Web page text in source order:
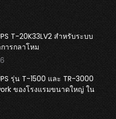
T-20K33LV2 สำหรับระบบ
ารกลาโหม
รุ่น T-1500 และ TR-3000
ของโรงแรมขนาดใหญ่ ใน